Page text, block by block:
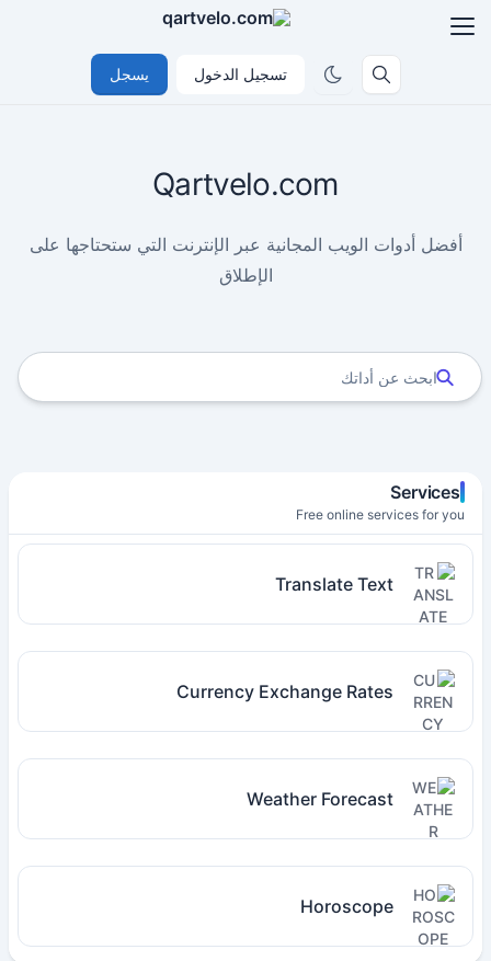
تسجيل الدخول يسجل
Qartvelo.com
أفضل أدوات الويب المجانية عبر الإنترنت التي ستحتاجها على
الإطلاق
Services
Free online services for you
Translate Text
Currency Exchange Rates
Weather Forecast
Horoscope